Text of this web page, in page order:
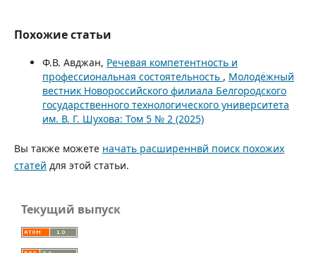
Похожие статьи
Ф.В. Авджан, Речевая компетентность и
профессиональная состоятельность , Молодёжный
вестник Новороссийского филиала Белгородского
государственного технологического университета
им. В. Г. Шухова: Том 5 № 2 (2025)
Вы также можете начать расширеннвй поиск похожих
статей для этой статьи.
Текущий выпуск